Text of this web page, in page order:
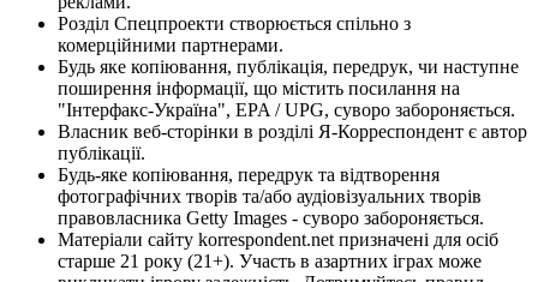
Розділ Спецпроекти створюється спільно з
комерційними партнерами.
Будь яке копіювання, публікація, передрук, чи наступне
поширення інформації, що містить посилання на
"Інтерфакс-Україна", EPA / UPG, суворо забороняється.
Власник веб-сторінки в розділі Я-Корреспондент є автор
публікації.
Будь-яке копіювання, передрук та відтворення
фотографічних творів та/або аудіовізуальних творів
правовласника Getty Images - суворо забороняється.
Матеріали сайту korrespondent.net призначені для осіб
старше 21 року (21+). Участь в азартних іграх може